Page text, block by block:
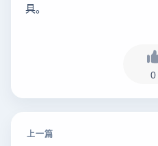
具。
0
上一篇